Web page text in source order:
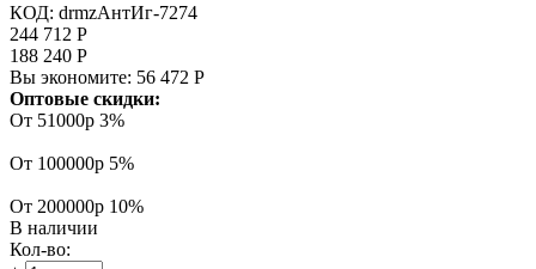
КОД: drmzАнтИг-7274
244 712 Р
188 240 Р
Вы экономите: 56 472 Р
Оптовые скидки:
От 51000р 3%
От 100000р 5%
От 200000р 10%
В наличии
Кол-во: